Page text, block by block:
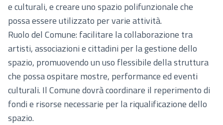
e culturali, e creare uno spazio polifunzionale che
possa essere utilizzato per varie attività.
Ruolo del Comune: facilitare la collaborazione tra
artisti, associazioni e cittadini per la gestione dello
spazio, promuovendo un uso flessibile della struttura
che possa ospitare mostre, performance ed eventi
culturali. Il Comune dovrà coordinare il reperimento di
fondi e risorse necessarie per la riqualificazione dello
spazio.